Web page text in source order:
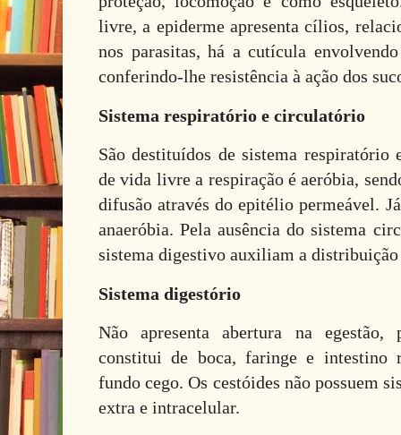
livre, a epiderme apresenta cílios,
nos parasitas, há a cutícula
conferindo-lhe resistência à ação dos
Sistema respiratório e circulatório
São destituídos de sistema respiratório
de vida livre a respiração é aeróbia,
difusão através do epitélio permeável.
anaeróbia. Pela ausência do sistema
sistema digestivo auxiliam a
Sistema digestório
Não apresenta abertura na
constitui de boca, faringe e intestino
fundo cego. Os cestóides não possuem
extra e intracelular.